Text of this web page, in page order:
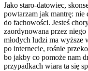
Jako staro-datowiec,
powtarzam jak mantrę: nie
do fachowości. Jesteś
zaordynowana przez
młodych ludzi ma wyższe
po internecie, rośnie
bo jakby co pomoże nam
przypadkach wiara ta się